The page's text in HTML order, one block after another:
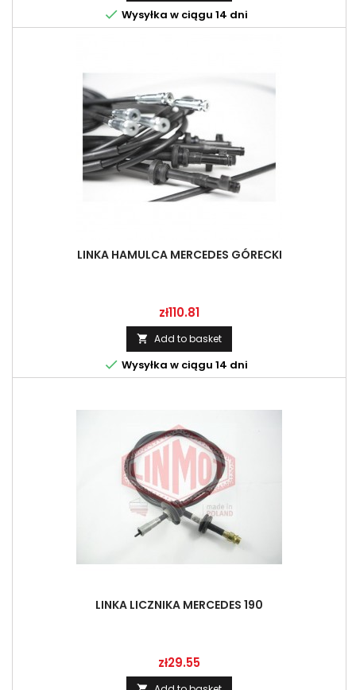
 Wysyłka w ciągu 14 dni
LINKA HAMULCA MERCEDES GÓRECKI
Price
zł110.81
 Add to basket
 Wysyłka w ciągu 14 dni
LINKA LICZNIKA MERCEDES 190
Price
zł29.55